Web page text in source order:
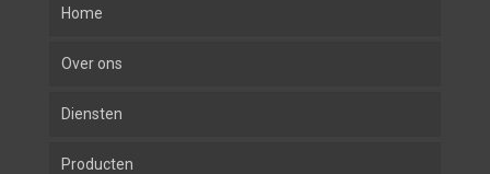
Home
Over ons
Diensten
Advies
Producten